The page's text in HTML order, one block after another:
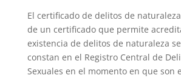
El certificado de delitos de
de un certificado que permite
existencia de delitos de naturaleza
constan en el Registro Central de
Sexuales en el momento en que son